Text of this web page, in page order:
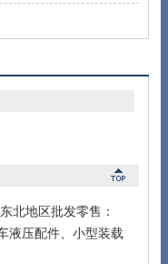
北地区批发零售：
液压配件、小型装载